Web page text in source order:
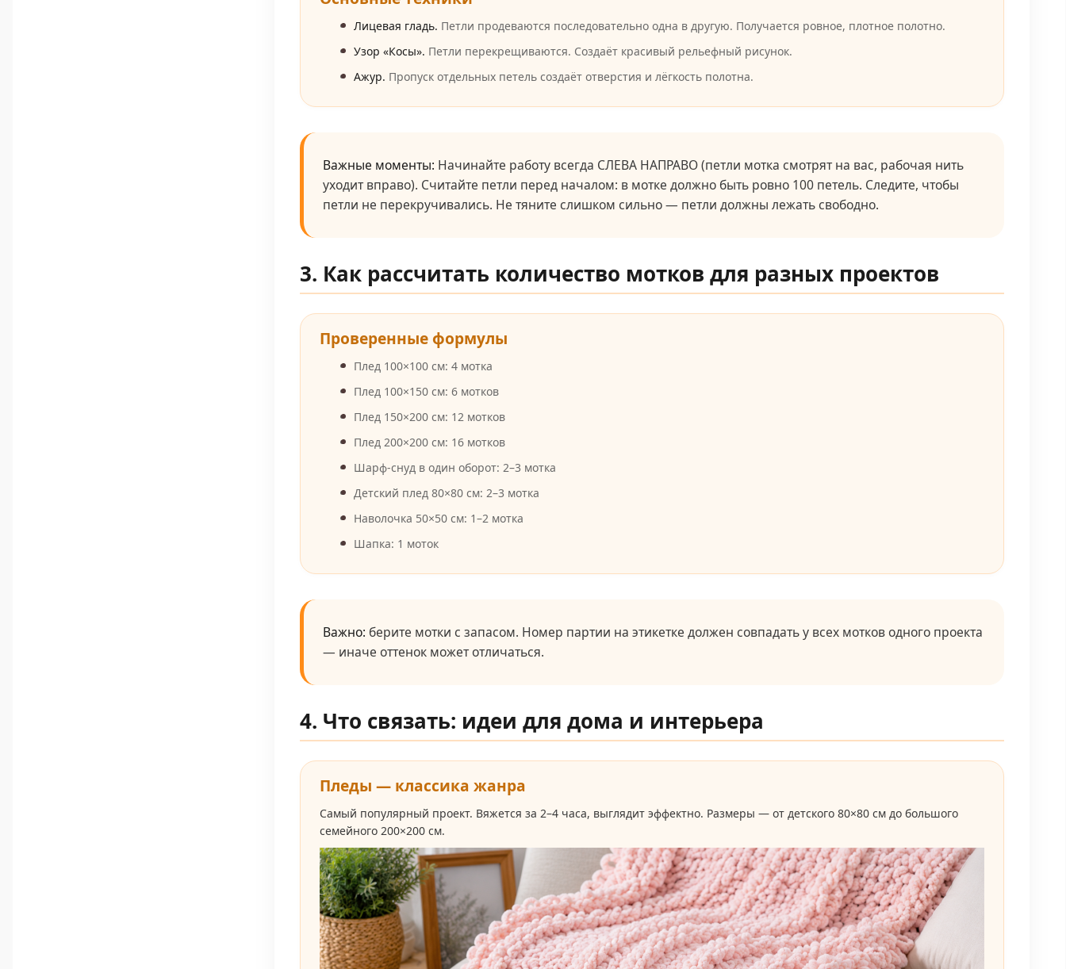
Лицевая гладь. Петли продеваются последовательно одна в другую. Получается ровное, плотное полотно.
Узор «Косы». Петли перекрещиваются. Создаёт красивый рельефный рисунок.
Ажур. Пропуск отдельных петель создаёт отверстия и лёгкость полотна.
Важные моменты: Начинайте работу всегда СЛЕВА НАПРАВО (петли мотка смотрят на вас, рабочая нить
уходит вправо). Считайте петли перед началом: в мотке должно быть ровно 100 петель. Следите, чтобы
петли не перекручивались. Не тяните слишком сильно — петли должны лежать свободно.
3. Как рассчитать количество мотков для разных проектов
Проверенные формулы
Плед 100×100 см: 4 мотка
Плед 100×150 см: 6 мотков
Плед 150×200 см: 12 мотков
Плед 200×200 см: 16 мотков
Шарф-снуд в один оборот: 2–3 мотка
Детский плед 80×80 см: 2–3 мотка
Наволочка 50×50 см: 1–2 мотка
Шапка: 1 моток
Важно: берите мотки с запасом. Номер партии на этикетке должен совпадать у всех мотков одного проекта
— иначе оттенок может отличаться.
4. Что связать: идеи для дома и интерьера
Пледы — классика жанра
Самый популярный проект. Вяжется за 2–4 часа, выглядит эффектно. Размеры — от детского 80×80 см до большого
семейного 200×200 см.